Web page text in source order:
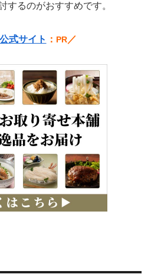
するのがおすすめです。
公式サイト ： PR／